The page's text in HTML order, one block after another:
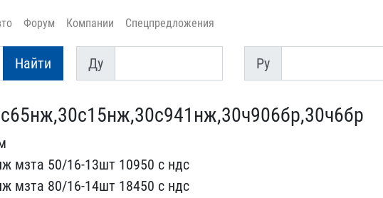
Форум Компании Спецпредложения
Найти
Ду
Ду
Py
Py
мзта 50/​16-13шт 10950 с ндс
мзта 80/16-14шт 184​50 с ндс